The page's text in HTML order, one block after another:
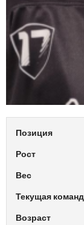
Позиция
Рост
Вес
Текущая
Возраст